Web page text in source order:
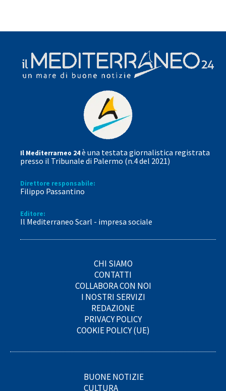
Il Mediterrarneo 24è una testata giornalistica registrata
presso il Tribunale di Palermo (n.4 del 2021)
Direttore responsabile:
Filippo Passantino
Editore:
Il Mediterraneo Scarl - impresa sociale
CHI SIAMO
CONTATTI
COLLABORA CON NOI
I NOSTRI SERVIZI
REDAZIONE
PRIVACY POLICY
COOKIE POLICY (UE)
BUONE NOTIZIE
CULTURA